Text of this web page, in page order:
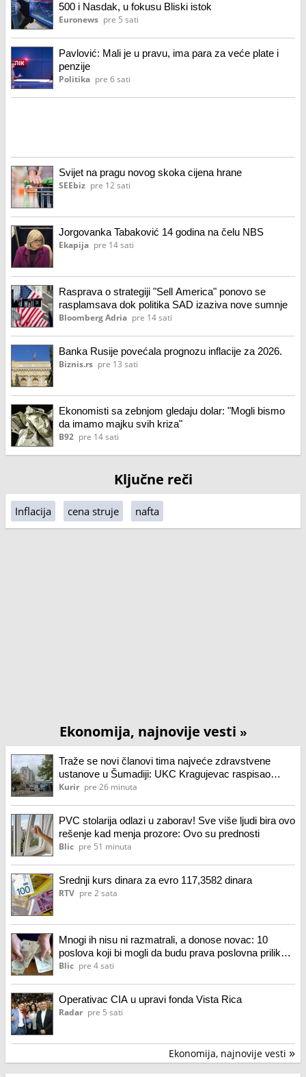
500 i Nasdak, u fokusu Bliski istok
Euronews pre 5 sati
Pavlović: Mali je u pravu, ima para za veće plate i
penzije
Politika pre 6 sati
Svijet na pragu novog skoka cijena hrane
SEEbiz pre 12 sati
Jorgovanka Tabaković 14 godina na čelu NBS
Ekapija pre 14 sati
Rasprava o strategiji "Sell America" ponovo se
rasplamsava dok politika SAD izaziva nove sumnje
Bloomberg Adria pre 14 sati
Banka Rusije povećala prognozu inflacije za 2026.
Biznis.rs pre 13 sati
Ekonomisti sa zebnjom gledaju dolar: "Mogli bismo
da imamo majku svih kriza"
B92 pre 14 sati
Ključne reči
Inflacija cena struje nafta
Ekonomija, najnovije vesti »
Traže se novi članovi tima najveće zdravstvene
ustanove u Šumadiji: UKC Kragujevac raspisao
konkurs za 32 radnika
Kurir pre 26 minuta
PVC stolarija odlazi u zaborav! Sve više ljudi bira ovo
rešenje kad menja prozore: Ovo su prednosti
Blic pre 51 minuta
Srednji kurs dinara za evro 117,3582 dinara
RTV pre 2 sata
Mnogi ih nisu ni razmatrali, a donose novac: 10
poslova koji bi mogli da budu prava poslovna prilika u
Srbiji, mogu dobro da se isplate
Blic pre 4 sati
Operativac CIA u upravi fonda Vista Rica
Radar pre 5 sati
Ekonomija, najnovije vesti »